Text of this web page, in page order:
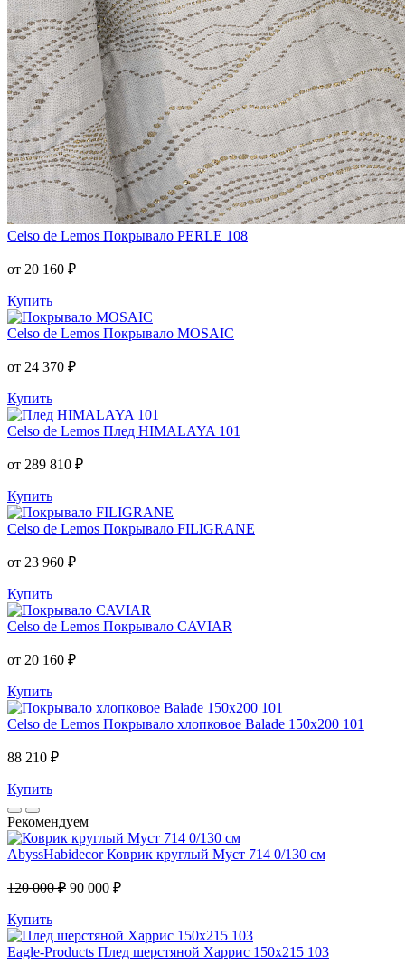
Celso de Lemos Покрывало PERLE 108
от 20 160 ₽
Купить
Celso de Lemos Покрывало MOSAIC
от 24 370 ₽
Купить
Celso de Lemos Плед HIMALAYA 101
от 289 810 ₽
Купить
Celso de Lemos Покрывало FILIGRANE
от 23 960 ₽
Купить
Celso de Lemos Покрывало CAVIAR
от 20 160 ₽
Купить
Celso de Lemos Покрывало хлопковое Balade 150x200 101
88 210 ₽
Купить
Рекомендуем
AbyssHabidecor Коврик круглый Муст 714 0/130 см
120 000 ₽ 90 000 ₽
Купить
Eagle-Products Плед шерстяной Харрис 150х215 103